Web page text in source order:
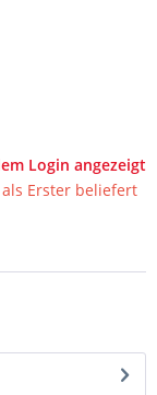
Login angezeigt
Erster beliefert